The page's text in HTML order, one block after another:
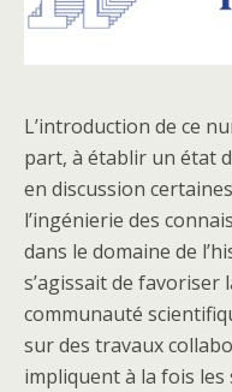
L’introduction de ce
part, à établir un état
en discussion
l’ingénierie des
dans le domaine de
s’agissait de favoriser
communauté
sur des travaux
impliquent à la fois les